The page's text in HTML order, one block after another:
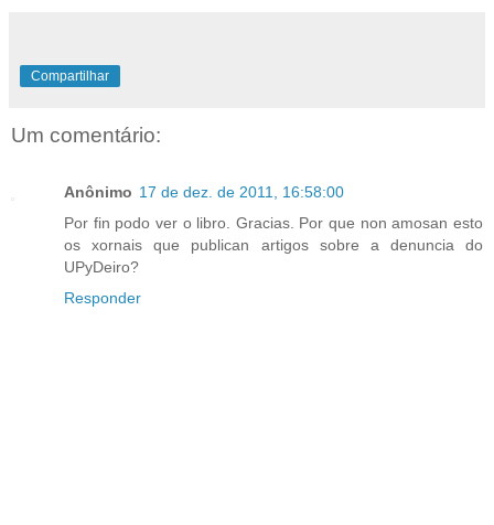
Compartilhar
Um comentário:
Anônimo 17 de dez. de 2011, 16:58:00
Por fin podo ver o libro. Gracias. Por que non amosan esto
os xornais que publican artigos sobre a denuncia do
UPyDeiro?
Responder